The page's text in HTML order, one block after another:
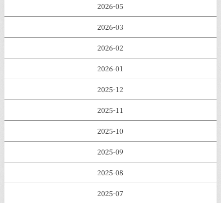
2026-05
2026-03
2026-02
2026-01
2025-12
2025-11
2025-10
2025-09
2025-08
2025-07